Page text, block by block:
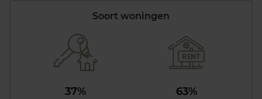
Soort woningen
37%
63%